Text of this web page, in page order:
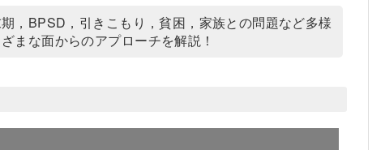
，BPSD，引きこもり，貧困，家族との問題など多様
まな面からのアプローチを解説！